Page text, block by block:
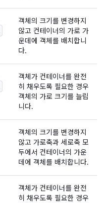
객체의 크기를 변경하지
않고 컨테이너의 가로 가
운데에 객체를 배치합니
다.
객체가 컨테이너를 완전
히 채우도록 필요한 경우
객체의 가로 크기를 늘립
니다.
객체의 크기를 변경하지
않고 가로축과 세로축 모
두에서 컨테이너의 가운
데에 객체를 배치합니다.
객체가 컨테이너를 완전
히 채우도록 필요한 경우